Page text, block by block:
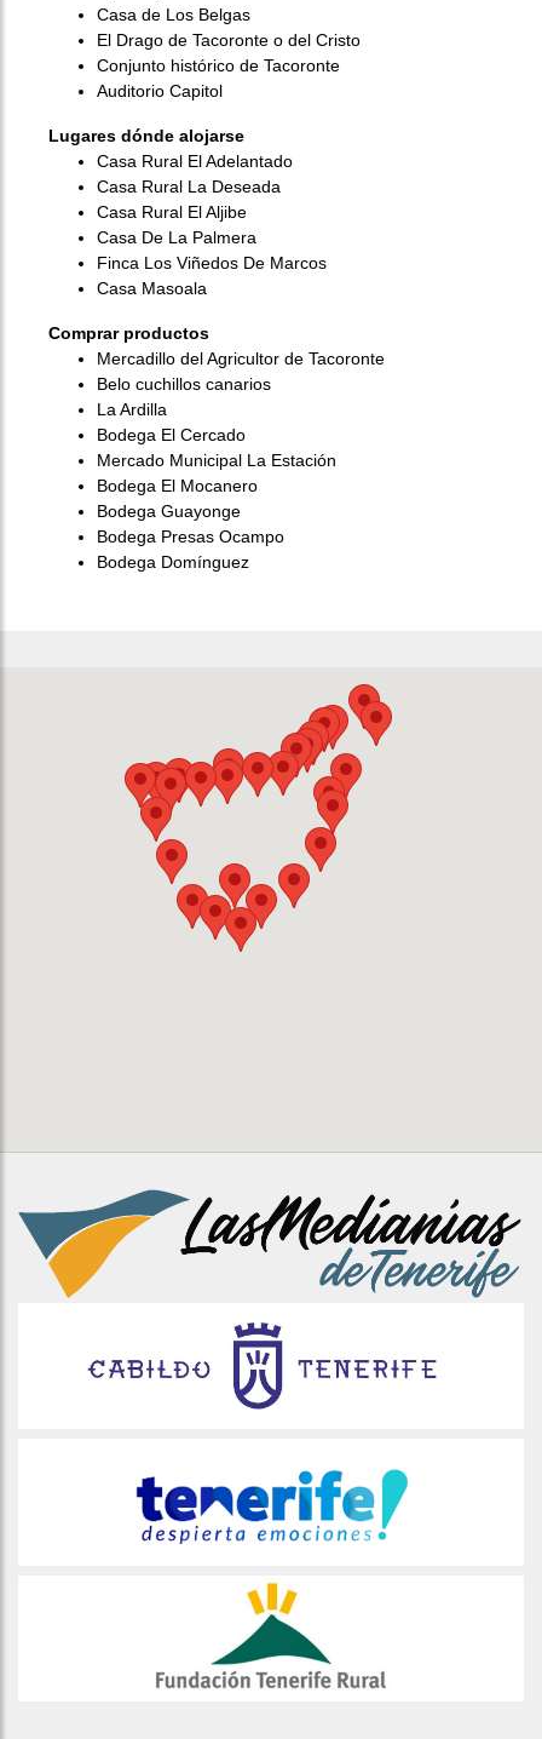
Casa de Los Belgas
El Drago de Tacoronte o del Cristo
Conjunto histórico de Tacoronte
Auditorio Capitol
Lugares dónde alojarse
Casa Rural El Adelantado
Casa Rural La Deseada
Casa Rural El Aljibe
Casa De La Palmera
Finca Los Viñedos De Marcos
Casa Masoala
Comprar productos
Mercadillo del Agricultor de Tacoronte
Belo cuchillos canarios
La Ardilla
Bodega El Cercado
Mercado Municipal La Estación
Bodega El Mocanero
Bodega Guayonge
Bodega Presas Ocampo
Bodega Domínguez